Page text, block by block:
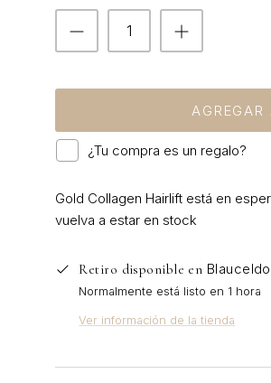
AGREGAR
¿Tu compra es un regalo?
Gold Collagen Hairlift está en
vuelva a estar en stock
Retiro disponible en
Normalmente está listo en 1 hora
Ver información de la tienda